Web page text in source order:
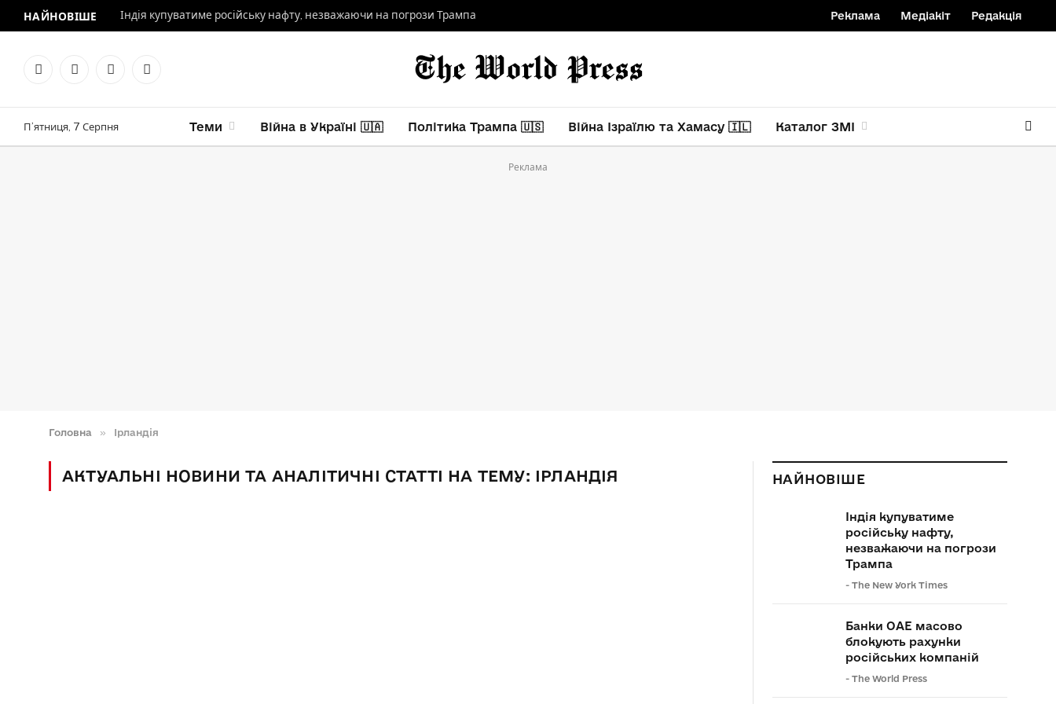
НАЙНОВІШЕ Індія купуватиме російську нафту, незважаючи на погрози Трампа Реклама Медіакіт Редакція
Facebook
X
InstagramTelegram
П’ятниця, 7 Серпня Теми Війна в Україні 🇺🇦 Політика Трампа 🇺🇸 Війна Ізраїлю та Хамасу 🇮🇱 Каталог ЗМІ
Реклама
Головна » Ірландія
АКТУАЛЬНІ НОВИНИ ТА АНАЛІТИЧНІ СТАТТІ НА ТЕМУ: ІРЛАНДІЯ НАЙНОВІШЕ
Індія купуватиме
російську нафту,
незважаючи на погрози
Трампа
- The New York Times
Банки ОАЕ масово
блокують рахунки
російських компаній
- The World Press